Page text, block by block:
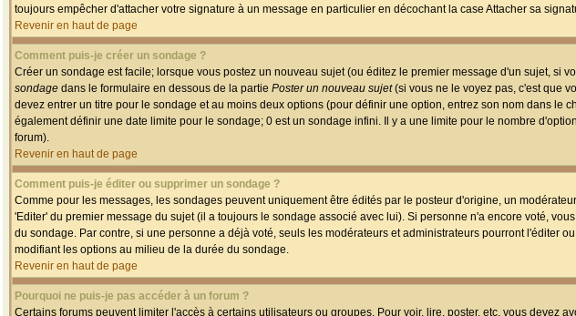
toujours empêcher d'attacher votre signature à un message en particulier en décochant la case Attacher sa
Revenir en haut de page
Comment puis-je créer un sondage ?
Créer un sondage est facile; lorsque vous postez un nouveau sujet (ou éditez le premier message d'un sujet, si
sondage dans le formulaire en dessous de la partie Poster un nouveau sujet(si vous ne le voyez pas, c'est que
devez entrer un titre pour le sondage et au moins deux options (pour définir une option, entrez son nom dans le
également définir une date limite pour le sondage; 0 est un sondage infini. Il y a une limite pour le nombre
forum).
Revenir en haut de page
Comment puis-je éditer ou supprimer un sondage ?
Comme pour les messages, les sondages peuvent uniquement être édités par le posteur d'origine, un
'Editer' du premier message du sujet (il a toujours le sondage associé avec lui). Si personne n'a encore voté,
du sondage. Par contre, si une personne a déjà voté, seuls les modérateurs et administrateurs pourront l'éditer
modifiant les options au milieu de la durée du sondage.
Revenir en haut de page
Pourquoi ne puis-je pas accéder à un forum ?
Certains forums peuvent limiter l'accès à certains utilisateurs ou groupes. Pour voir, lire, poster, etc. vous devez